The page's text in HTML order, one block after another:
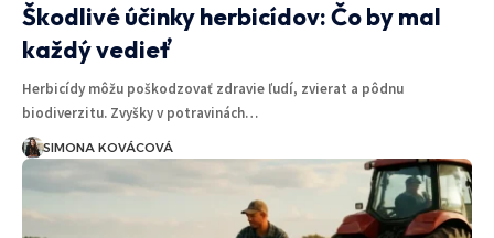
Škodlivé účinky herbicídov: Čo by mal
každý vedieť
Herbicídy môžu poškodzovať zdravie ľudí, zvierat a pôdnu
biodiverzitu. Zvyšky v potravinách…
SIMONA KOVÁCOVÁ